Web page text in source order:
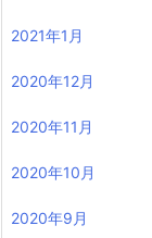
2021年1月
2020年12月
2020年11月
2020年10月
2020年9月